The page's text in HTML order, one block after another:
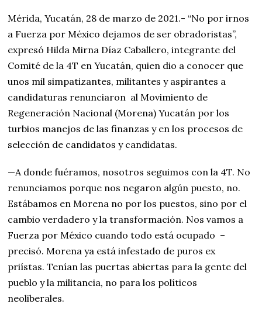
Mérida, Yucatán, 28 de marzo de 2021.- “No por irnos
a Fuerza por México dejamos de ser obradoristas”,
expresó Hilda Mirna Díaz Caballero, integrante del
Comité de la 4T en Yucatán, quien dio a conocer que
unos mil simpatizantes, militantes y aspirantes a
candidaturas renunciaron al Movimiento de
Regeneración Nacional (Morena) Yucatán por los
turbios manejos de las finanzas y en los procesos de
selección de candidatos y candidatas.
—A donde fuéramos, nosotros seguimos con la 4T. No
renunciamos porque nos negaron algún puesto, no.
Estábamos en Morena no por los puestos, sino por el
cambio verdadero y la transformación. Nos vamos a
Fuerza por México cuando todo está ocupado –
precisó. Morena ya está infestado de puros ex
priístas. Tenían las puertas abiertas para la gente del
pueblo y la militancia, no para los políticos
neoliberales.